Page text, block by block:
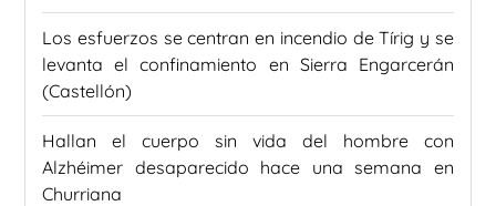
Los esfuerzos se centran en incendio de Tírig y se
levanta el confinamiento en Sierra Engarcerán
(Castellón)
Hallan el cuerpo sin vida del hombre con
Alzhéimer desaparecido hace una semana en
Churriana